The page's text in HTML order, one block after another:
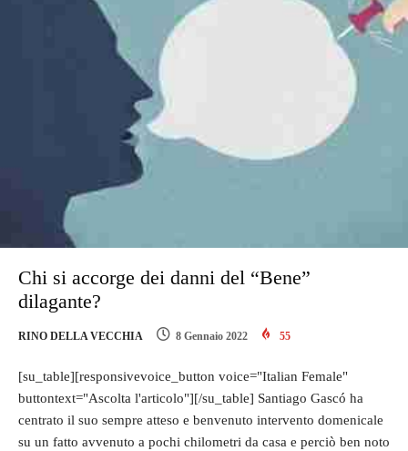
Chi si accorge dei danni del “Bene”
dilagante?
RINO DELLA VECCHIA 8 Gennaio 2022 55
[su_table][responsivevoice_button voice="Italian Female"
buttontext="Ascolta l'articolo"][/su_table] Santiago Gascó ha
centrato il suo sempre atteso e benvenuto intervento domenicale
su un fatto avvenuto a pochi chilometri da casa e perciò ben noto